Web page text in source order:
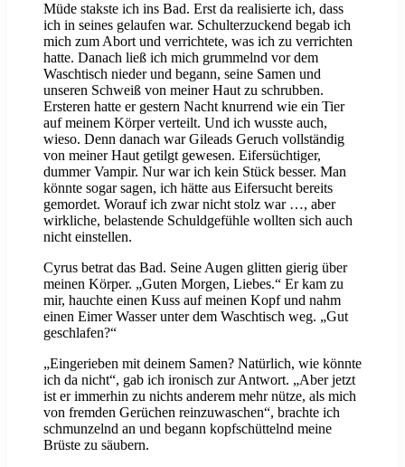
Müde stakste ich ins Bad. Erst da realisierte ich, dass
ich in seines gelaufen war. Schulterzuckend begab ich
mich zum Abort und verrichtete, was ich zu verrichten
hatte. Danach ließ ich mich grummelnd vor dem
Waschtisch nieder und begann, seine Samen und
unseren Schweiß von meiner Haut zu schrubben.
Ersteren hatte er gestern Nacht knurrend wie ein Tier
auf meinem Körper verteilt. Und ich wusste auch,
wieso. Denn danach war Gileads Geruch vollständig
von meiner Haut getilgt gewesen. Eifersüchtiger,
dummer Vampir. Nur war ich kein Stück besser. Man
könnte sogar sagen, ich hätte aus Eifersucht bereits
gemordet. Worauf ich zwar nicht stolz war …, aber
wirkliche, belastende Schuldgefühle wollten sich auch
nicht einstellen.
Cyrus betrat das Bad. Seine Augen glitten gierig über
meinen Körper. „Guten Morgen, Liebes.“ Er kam zu
mir, hauchte einen Kuss auf meinen Kopf und nahm
einen Eimer Wasser unter dem Waschtisch weg. „Gut
geschlafen?“
„Eingerieben mit deinem Samen? Natürlich, wie könnte
ich da nicht“, gab ich ironisch zur Antwort. „Aber jetzt
ist er immerhin zu nichts anderem mehr nütze, als mich
von fremden Gerüchen reinzuwaschen“, brachte ich
schmunzelnd an und begann kopfschüttelnd meine
Brüste zu säubern.